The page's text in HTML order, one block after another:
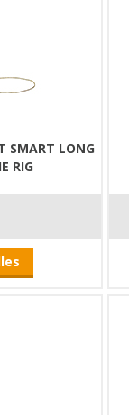
SMART LONG
RIG